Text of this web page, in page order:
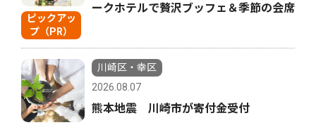
ピックアッ
プ（PR）
ークホテルで贅沢ブッフェ＆季節の会席
川崎区・幸区
2026.08.07
熊本地震 川崎市が寄付金受付